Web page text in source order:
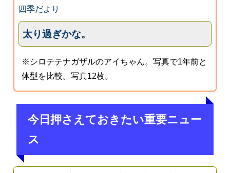
四季だより
太り過ぎかな。
※シロテテナガザルのアイちゃん。写真で1年前と
体型を比較。写真12枚。
今日押さえておきたい重要ニュー
ス